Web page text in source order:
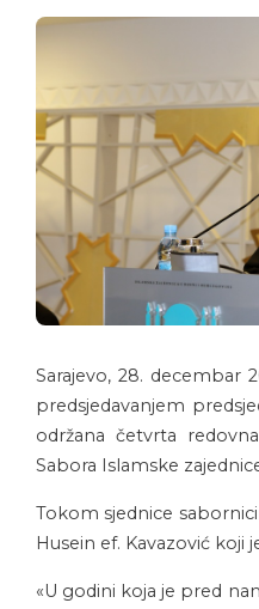
Sarajevo, 28. decembar
predsjedavanjem
održana četvrta
Sabora Islamske
Tokom sjednice
Husein ef. Kavazović
«U godini koja je pred